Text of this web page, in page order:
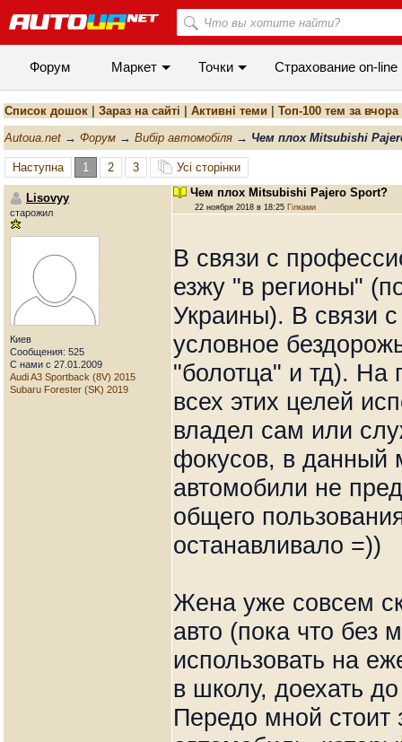
Форум Маркет Точки Cтрахование on-line
Список дошок Зараз на сайті Активні теми Топ-100 тем за вчора
Autoua.net → Форум → Вибір автомобіля → Чем плох Mitsubishi
Наступна 1 2 3 Усі сторінки
Lisovyy
старожил
Киев
Сообщения: 525
С нами с 27.01.2009
Audi A3 Sportback (8V) 2015
Subaru Forester (SK) 2019
Чем плох Mitsubishi Pajero Sport?
22 ноября 2018 в 18:25 Гілками
В связи с
езжу "в регионы"
Украины). В связи
условное
"болотца" и тд). На
всех этих целей
владел сам или
фокусов, в данный
автомобили не
общего
останавливало =))
Жена уже совсем
авто (пока что без
использовать на
в школу, доехать
Передо мной стоит